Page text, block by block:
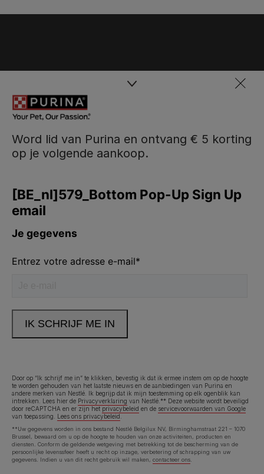
Word lid van Purina en ontvang € 5 korting
op je volgende aankoop.
Door op “Ik schrijf me in” te klikken, bevestig ik dat ik ermee instem om op de hoogte
te worden gehouden van het laatste nieuws en de aanbiedingen van Purina en
andere merken van Nestlé. Ik begrijp dat ik mijn toestemming op elk ogenblik kan
intrekken. Lees hier de Privacyverklaring van Nestlé.** Deze website wordt beveiligd
door reCAPTCHA en er zijn het privacybeleid en de servicevoorwaarden van Google
van toepassing.
Lees ons privacybeleid
**Uw gegevens worden in ons bestand Nestlé Belgilux NV, Birminghamstraat 221 – 1070
Brussel, bewaard om u op de hoogte te houden van onze activiteiten, producten en
diensten. Conform de geldende wetgeving met betrekking tot de bescherming van de
persoonlijke levenssfeer heeft u recht op inzage, verbetering of schrapping van uw
gegevens. Indien u van dit recht gebruik wil maken, contacteer ons.
Purina
Legal (footer) (NL)
Toegankelijkheidsverklaring Gebruiksvoorwaarden
Privacyverklaring Cookies